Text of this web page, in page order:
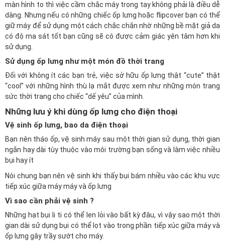
màn hình to thì việc cầm chắc máy trong tay không phải là điều dễ
dàng. Nhưng nếu có những chiếc ốp lưng hoặc flipcover bạn có thể
giữ máy để sử dụng một cách chắc chắn nhờ những bề mặt giả da
có độ ma sát tốt bạn cũng sẽ có được cảm giác yên tâm hơn khi
sử dụng.
Sử dụng ốp lưng như một món đồ thời trang
Đối với không ít các bạn trẻ, việc sở hữu ốp lưng thật “cute” thật
“cool” với những hình thù lạ mắt được xem như những món trang
sức thời trang cho chiếc “dế yêu” của mình.
Những lưu ý khi dùng ốp lưng cho điện thoại
Vệ sinh ốp lưng, bao da điện thoại
Bạn nên tháo ốp, vệ sinh máy sau một thời gian sử dụng, thời gian
ngắn hay dài tùy thuộc vào môi trường bạn sống và làm việc nhiều
bụi hay ít
Nói chung bạn nên vệ sinh khi thấy bụi bám nhiều vào các khu vực
tiếp xúc giữa máy máy và ốp lưng
Vì sao cần phải vệ sinh ?
Những hạt bụi li ti có thể len lỏi vào bất kỳ đâu, vì vậy sao một thời
gian dài sử dụng bụi có thể lọt vào trong phần tiếp xúc giữa máy và
ốp lưng gây trầy sướt cho máy.